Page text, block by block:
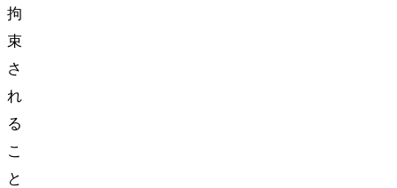
拘
束
さ
れ
る
こ
と